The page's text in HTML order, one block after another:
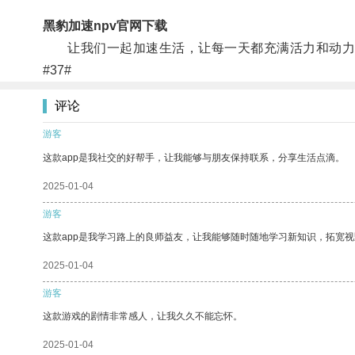
黑豹加速npv官网下载
让我们一起加速生活，让每一天都充满活力和动力
#37#
评论
游客
这款app是我社交的好帮手，让我能够与朋友保持联系，分享生活点滴。
2025-01-04
游客
这款app是我学习路上的良师益友，让我能够随时随地学习新知识，拓宽视
2025-01-04
游客
这款游戏的剧情非常感人，让我久久不能忘怀。
2025-01-04